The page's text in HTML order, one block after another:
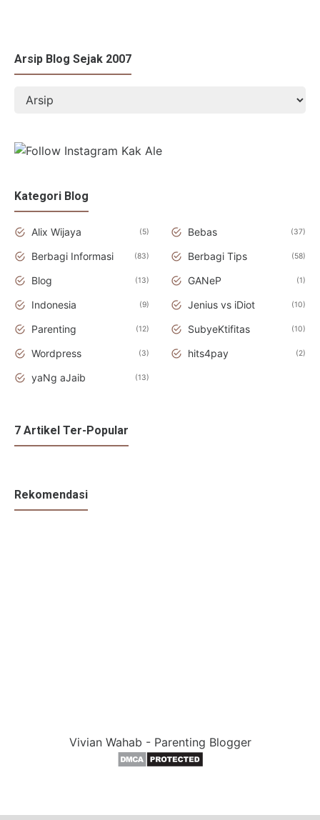
Arsip Blog Sejak 2007
Kategori Blog
Alix Wijaya 5 Bebas 37
Berbagi Informasi 83 Berbagi Tips 58
Blog 13 GANeP 1
Indonesia 9 Jenius vs iDiot 10
Parenting 12 SubyeKtifitas 10
Wordpress 3 hits4pay 2
yaNg aJaib 13
7 Artikel Ter-Popular
Rekomendasi
Vivian Wahab - Parenting Blogger